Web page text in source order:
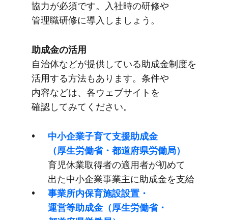
協力が​必須です。​入社時の​研修や​
管理職研修に​導入しましょう。
助成金の​活用
自治体などが​提供している​助成金制度を​
活用する​方​法も​あります。​条件や​
内容などは、​各ウェブサイトを​
確認してみてください。
中​小企業子育て​支援助成金​
（厚生労働省・都道府県労働局）
育児休業取得者の​適用者が​初めて​
出た​中​小企業事業主に​助成金を​支給
事業所内保育施設設置・
運営等助成金​（厚生労働省・